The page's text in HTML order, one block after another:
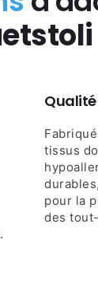
tissus
pour la
des